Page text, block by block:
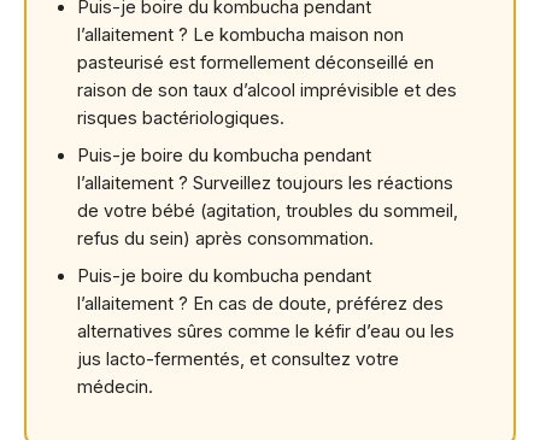
Puis-je boire du kombucha pendant
l’allaitement ? Le kombucha maison non
pasteurisé est formellement déconseillé en
raison de son taux d’alcool imprévisible et des
risques bactériologiques.
Puis-je boire du kombucha pendant
l’allaitement ? Surveillez toujours les réactions
de votre bébé (agitation, troubles du sommeil,
refus du sein) après consommation.
Puis-je boire du kombucha pendant
l’allaitement ? En cas de doute, préférez des
alternatives sûres comme le kéfir d’eau ou les
jus lacto-fermentés, et consultez votre
médecin.